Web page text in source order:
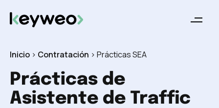
Inicio > Contratación > Prácticas SEA
Prácticas de
Asistente de Traffic